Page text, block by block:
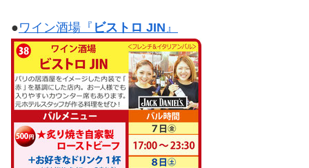
●ワイン酒場『 ビストロ JIN』